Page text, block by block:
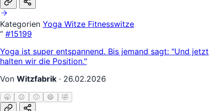
Kategorien Yoga Witze Fitnesswitze
“ #15199
Yoga ist super entspannend. Bis jemand sagt: "Und jetzt
halten wir die Position."
Von Witzfabrik · 26.02.2026
🥱 😐 🙂 😄 🤣